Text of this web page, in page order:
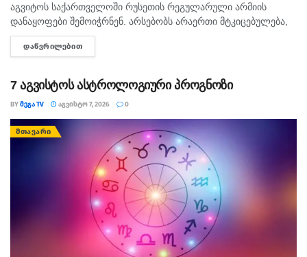
აგვიტოს საქართველოში რუსეთის რეგულარული არმიის
დანაყოფები შემოიჭრნენ. არსებობს არაერთი მტკიცებულება,
რომლითაც დადასტურდა, რომ რუსეთის ჯარმა საქართველოს
სახელმწიფო საზღვარი სწორედ 7...
ᲓᲐᲬᲕᲠᲘᲚᲔᲑᲘᲗ
7 აგვისტოს ასტროლოგიური პროგნოზი
BYᲛᲔᲒᲐ TV ᲐᲒᲕᲘᲡᲢᲝ 7, 2026 0
ᲛᲗᲐᲕᲐᲠᲘ